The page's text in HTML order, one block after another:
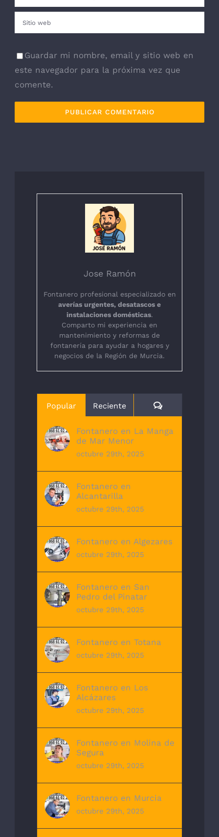
Guardar mi nombre, email y sitio web en
este navegador para la próxima vez que
comente.
Jose Ramón
Fontanero profesional especializado en
averías urgentes, desatascos e
instalaciones domésticas.
Comparto mi experiencia en
mantenimiento y reformas de
fontanería para ayudar a hogares y
negocios de la Región de Murcia.
Popular Reciente Comentarios
Fontanero en La Manga
de Mar Menor
octubre 29th, 2025
Fontanero en
Alcantarilla
octubre 29th, 2025
Fontanero en Algezares
octubre 29th, 2025
Fontanero en San
Pedro del Pinatar
octubre 29th, 2025
Fontanero en Totana
octubre 29th, 2025
Fontanero en Los
Alcázares
octubre 29th, 2025
Fontanero en Molina de
Segura
octubre 29th, 2025
Fontanero en Murcia
octubre 29th, 2025